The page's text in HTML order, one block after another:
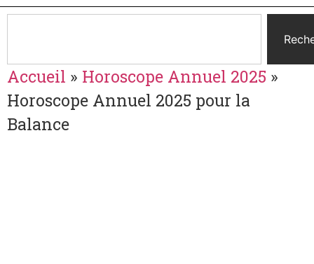
Accueil » Horoscope Annuel 2025 »
Horoscope Annuel 2025 pour la
Balance